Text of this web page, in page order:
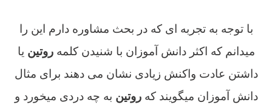
با توجه به تجربه ای که در بحث مشاوره دارم این را
میدانم که اکثر دانش آموزان با شنیدن کلمهروتین یا
داشتن عادت واکنش زیادی نشان می دهند برای مثال
دانش آموزان میگویند کهروتین به چه دردی میخورد و